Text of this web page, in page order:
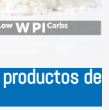
de